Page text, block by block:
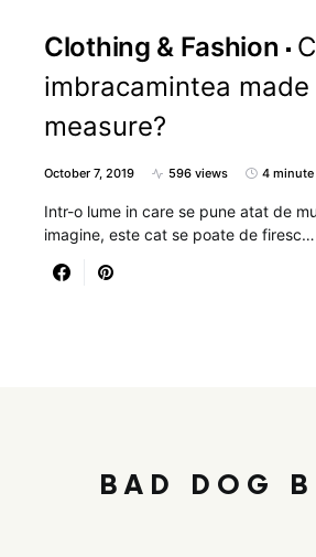
Clothing & Fashion
imbracamintea made
measure?
October 7, 2019 596 views 4 minute
Intr-o lume in care se pune atat de
imagine, este cat se poate de firesc…
BAD DOG